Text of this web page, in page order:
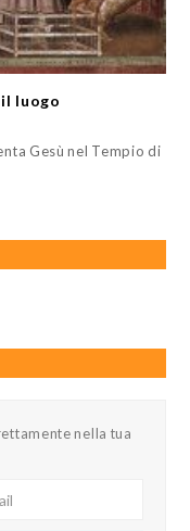
luogo
Gesù nel Tempio di
nella tua